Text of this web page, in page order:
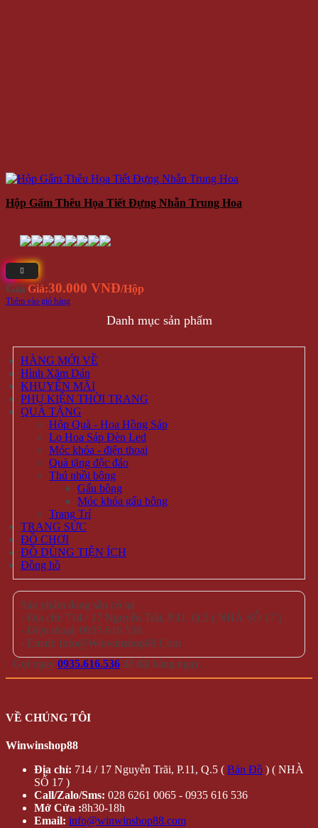
Hộp Gấm Thêu Họa Tiết Đựng Nhẫn Trung Hoa
Giá Giá:30.000 VNĐ/Hộp
Thêm vào giỏ hàng
Danh mục sản phẩm
HÀNG MỚI VỀ
Hình Xăm Dán
KHUYẾN MÃI
PHỤ KIỆN THỜI TRANG
QUÀ TẶNG
Hộp Quà - Hoa Hồng Sáp
Lọ Hoa Sáp Đèn Led
Móc khóa - điện thoại
Quà tặng độc đáo
Thú nhồi bông
Gấu bông
Móc khóa gấu bông
Trang Trí
TRANG SỨC
ĐỒ CHƠI
ĐỒ DÙNG TIỆN ÍCH
Đồng hồ
Sản phẩm đang sẵn có tại
- Địa chỉ: 714 / 17 Nguyễn Trãi, P.11, Q.5 ( NHÀ SỐ 17 )
- Điện thoại: 0935 616 536
- Email: Info@Winwinshop88.Com
Gọi ngay 0935.616.536 để đặt hàng ngay.
VỀ CHÚNG TÔI
Winwinshop88
Địa chỉ: 714 / 17 Nguyễn Trãi, P.11, Q.5 ( Bản Đồ ) ( NHÀ
SỐ 17 )
Call/Zalo/Sms: 028 6261 0065 - 0935 616 536
Mở Cửa :8h30-18h
Email: info@winwinshop88.com